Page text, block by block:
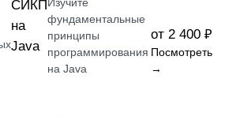
СИКП
на
Java
фундаментальные
принципы
программирования
на Java
от 2 400 ₽
Посмотреть
→